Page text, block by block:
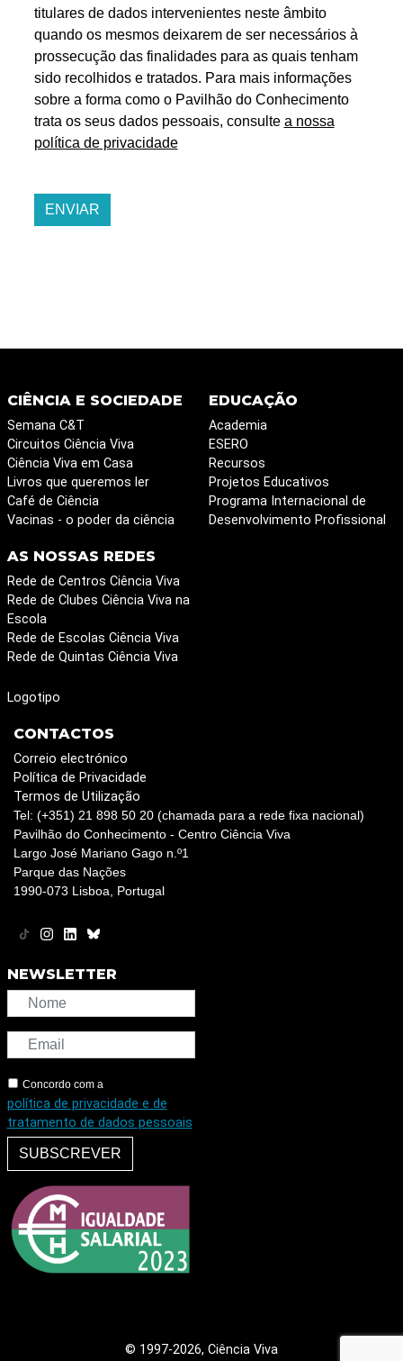
titulares de dados intervenientes neste âmbito
quando os mesmos deixarem de ser necessários à
prossecução das finalidades para as quais tenham
sido recolhidos e tratados. Para mais informações
sobre a forma como o Pavilhão do Conhecimento
trata os seus dados pessoais, consulte a nossa
política de privacidade
ENVIAR
CIÊNCIA E SOCIEDADE
Semana C&T
Circuitos Ciência Viva
Ciência Viva em Casa
Livros que queremos ler
Café de Ciência
Vacinas - o poder da ciência
EDUCAÇÃO
Academia
ESERO
Recursos
Projetos Educativos
Programa Internacional de
Desenvolvimento Profissional
AS NOSSAS REDES
Rede de Centros Ciência Viva
Rede de Clubes Ciência Viva na
Escola
Rede de Escolas Ciência Viva
Rede de Quintas Ciência Viva
Logotipo
CONTACTOS
Correio electrónico
Política de Privacidade
Termos de Utilização
Tel: (+351) 21 898 50 20 (chamada para a rede fixa nacional)
Pavilhão do Conhecimento - Centro Ciência Viva
Largo José Mariano Gago n.º1
Parque das Nações
1990-073 Lisboa, Portugal
NEWSLETTER
Concordo com a
política de privacidade e de
tratamento de dados pessoais
SUBSCREVER
© 1997-2026, Ciência Viva